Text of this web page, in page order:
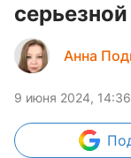
Анна
9 июня 2024, 14:36